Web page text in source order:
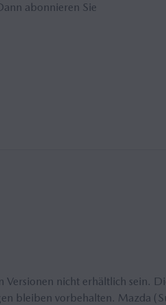
abonnieren Sie
nicht erhältlich sein.
bleiben vorbehalten. Mazda